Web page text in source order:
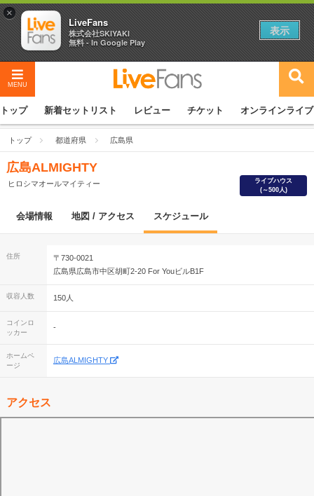
MENU
トップ 新着セットリスト レビュー チケット オンラインライブ
トップ 都道府県 広島県
広島ALMIGHTY
ヒロシマオールマイティー
ライブハウス
(～500人)
会場情報 地図 / アクセス スケジュール
住所
〒730-0021
広島県広島市中区胡町2-20 For YouビルB1F
収容人数 150人
コインロ
ッカー
-
ホームペ
ージ
広島ALMIGHTY
アクセス
×
LiveFans
株式会社SKIYAKI
無料 - In Google Play
表示